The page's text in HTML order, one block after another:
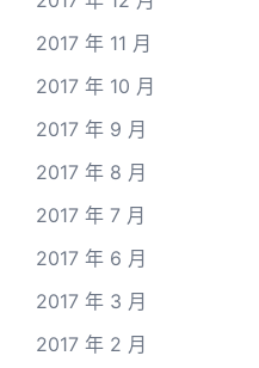
2017 年 11 月
2017 年 10 月
2017 年 9 月
2017 年 8 月
2017 年 7 月
2017 年 6 月
2017 年 3 月
2017 年 2 月